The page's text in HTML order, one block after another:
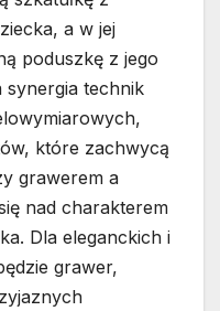
a w jej
poduszkę z jego
synergia technik
które zachwycą
grawerem a
nad charakterem
Dla eleganckich i
grawer,